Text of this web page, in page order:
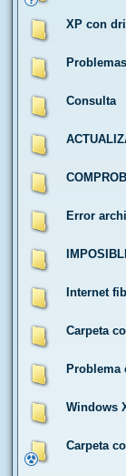
XP con
Consulta
Error
Internet
Carpeta
Problema
Windows
Carpeta